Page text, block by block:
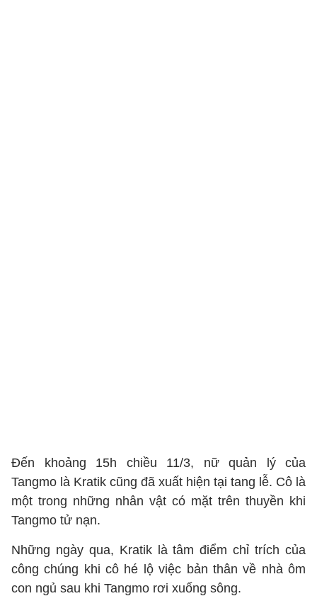
Đến khoảng 15h chiều 11/3, nữ quản lý của
Tangmo là Kratik cũng đã xuất hiện tại tang lễ. Cô là
một trong những nhân vật có mặt trên thuyền khi
Tangmo tử nạn.
Những ngày qua, Kratik là tâm điểm chỉ trích của
công chúng khi cô hé lộ việc bản thân về nhà ôm
con ngủ sau khi Tangmo rơi xuống sông.